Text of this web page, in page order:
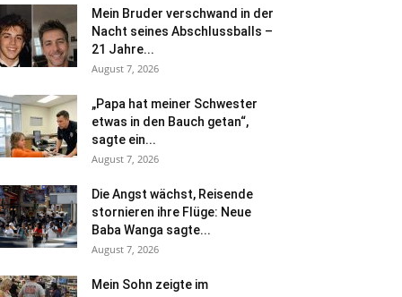
Mein Bruder verschwand in der
Nacht seines Abschlussballs –
21 Jahre...
August 7, 2026
„Papa hat meiner Schwester
etwas in den Bauch getan“,
sagte ein...
August 7, 2026
Die Angst wächst, Reisende
stornieren ihre Flüge: Neue
Baba Wanga sagte...
August 7, 2026
Mein Sohn zeigte im